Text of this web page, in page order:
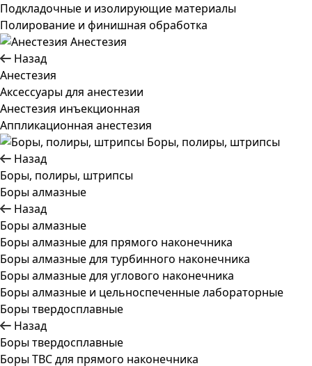
Подкладочные и изолирующие материалы
Полирование и финишная обработка
Анестезия
Назад
Анестезия
Аксессуары для анестезии
Анестезия инъекционная
Аппликационная анестезия
Боры, полиры, штрипсы
Назад
Боры, полиры, штрипсы
Боры алмазные
Назад
Боры алмазные
Боры алмазные для прямого наконечника
Боры алмазные для турбинного наконечника
Боры алмазные для углового наконечника
Боры алмазные и цельноспеченные лабораторные
Боры твердосплавные
Назад
Боры твердосплавные
Боры ТВС для прямого наконечника